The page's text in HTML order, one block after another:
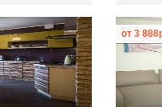
от 3 888